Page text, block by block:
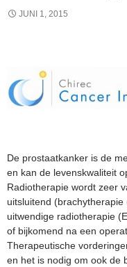
JUNI 1, 2015
De prostaatkanker is de
en kan de levenskwaliteit
Radiotherapie wordt zeer
uitsluitend
uitwendige radiotherapie
of bijkomend na een
Therapeutische
en het is nodig om ook de